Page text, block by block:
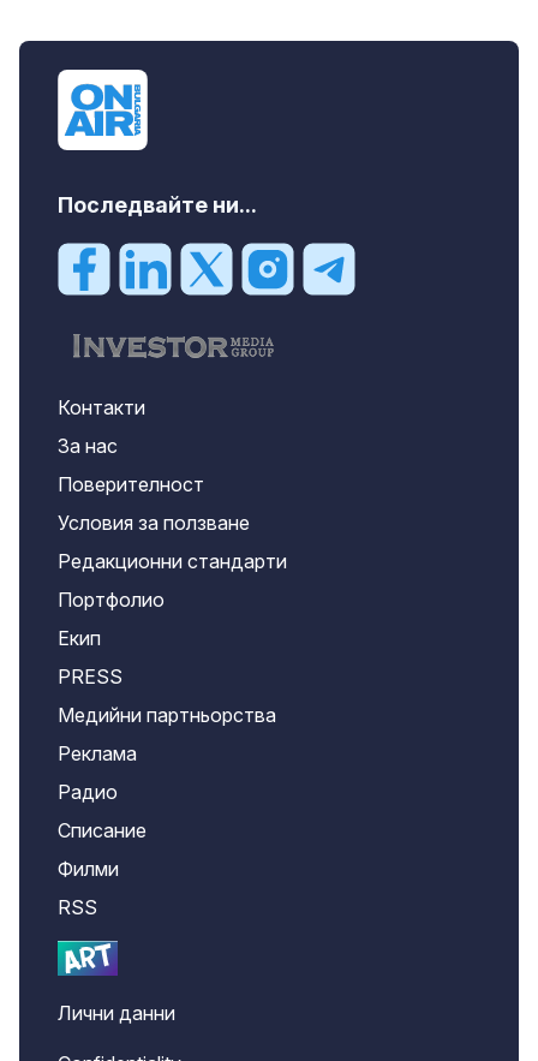
Последвайте ни...
Контакти
За нас
Поверителност
Условия за ползване
Редакционни стандарти
Портфолио
Екип
PRESS
Медийни партньорства
Реклама
Радио
Списание
Филми
RSS
Лични данни